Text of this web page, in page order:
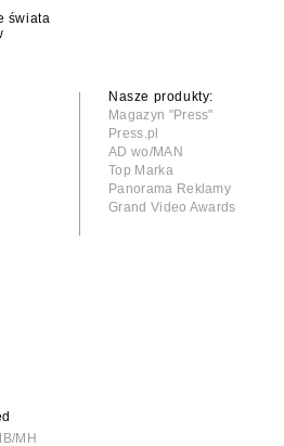
świata
Nasze produkty:
Magazyn "Press"
Press.pl
AD wo/MAN
Top Marka
Panorama Reklamy
Grand Video Awards
MH